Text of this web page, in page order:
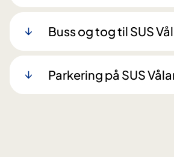
Buss og tog til SUS
Parkering på SUS